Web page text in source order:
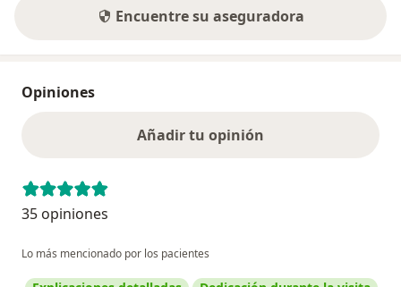
Encuentre su aseguradora
Opiniones
Añadir tu opinión
35 opiniones
Lo más mencionado por los pacientes